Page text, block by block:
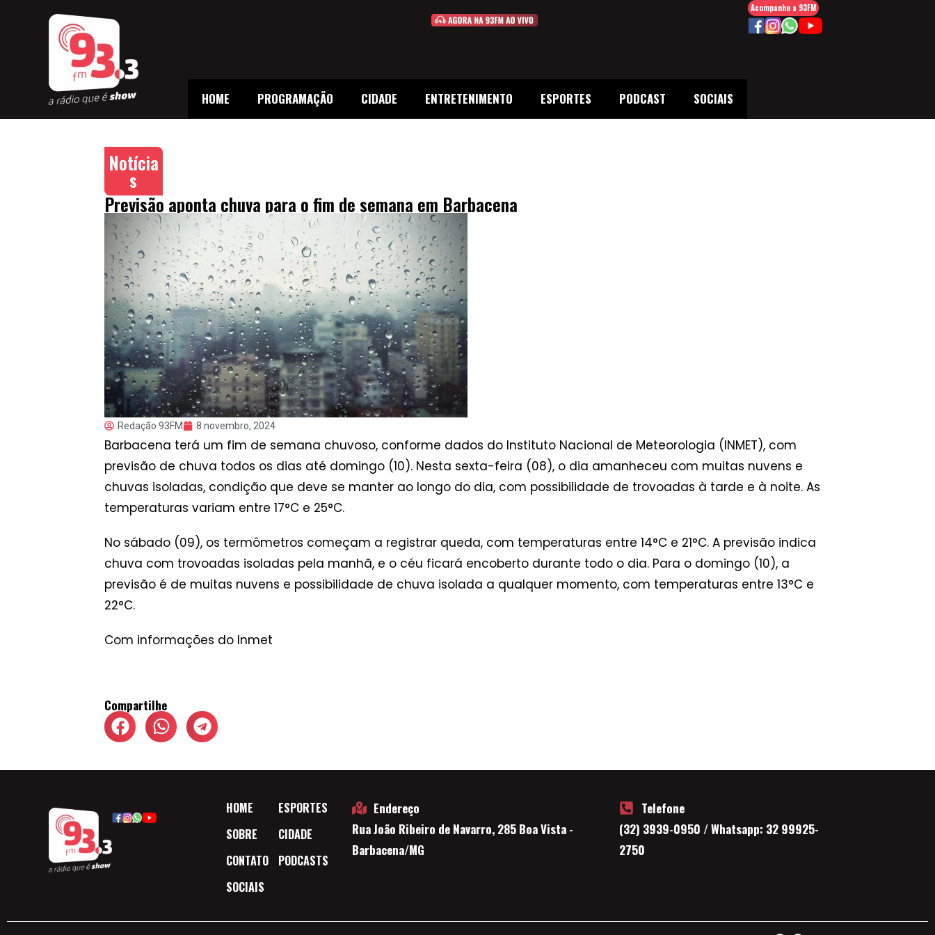
HOME PROGRAMAÇÃO CIDADE ENTRETENIMENTO ESPORTES PODCAST SOCIAIS
Acompanhe a 93FM
Notícia
s
Previsão aponta chuva para o fim de semana em Barbacena
Redação 93FM 8 novembro, 2024
Barbacena terá um fim de semana chuvoso, conforme dados do Instituto Nacional de Meteorologia (INMET), com
previsão de chuva todos os dias até domingo (10). Nesta sexta-feira (08), o dia amanheceu com muitas nuvens e
chuvas isoladas, condição que deve se manter ao longo do dia, com possibilidade de trovoadas à tarde e à noite. As
temperaturas variam entre 17°C e 25°C.
No sábado (09), os termômetros começam a registrar queda, com temperaturas entre 14°C e 21°C. A previsão indica
chuva com trovoadas isoladas pela manhã, e o céu ficará encoberto durante todo o dia. Para o domingo (10), a
previsão é de muitas nuvens e possibilidade de chuva isolada a qualquer momento, com temperaturas entre 13°C e
22°C.
Com informações do Inmet
Compartilhe
HOME
SOBRE
CONTATO
SOCIAIS
ESPORTES
CIDADE
PODCASTS
Endereço
Rua João Ribeiro de Navarro, 285 Boa Vista -
Barbacena/MG
Telefone
(32) 3939-0950 / Whatsapp: 32 99925-
2750